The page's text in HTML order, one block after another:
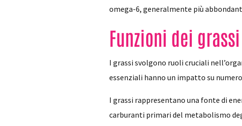
omega-6, generalmente più
Funzioni dei
I grassi svolgono ruoli cruciali
essenziali hanno un impatto su
I grassi rappresentano una fonte di
carburanti primari del metabolismo